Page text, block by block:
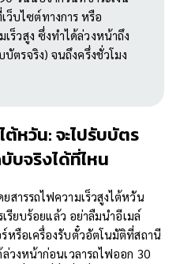
ว็บไซต์ทางการ หรือ
ร็วสูง ซึ่งทำได้ล่วงหน้าถึง
ตรจริง) จนถึงครึ่งชั่วโมง
ต้หวัน: จะไปรับบัตร
บจริงได้ที่ไหน
สารรถไฟความเร็วสูงไต้หวัน
เรียบร้อยแล้ว อย่าลืมนำอีเมล์
หรือเครื่องรับตั๋วอัตโนมัติที่สถานี
ล่วงหน้าก่อนเวลารถไฟออก 30